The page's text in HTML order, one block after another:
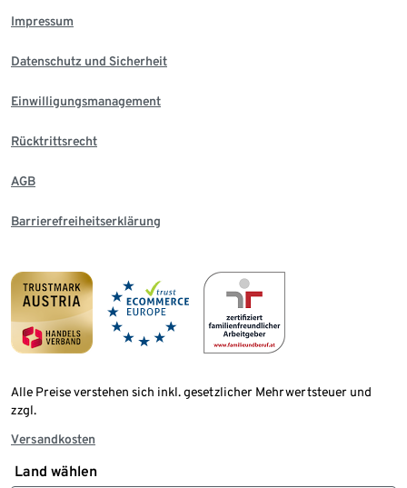
Impressum
Datenschutz und Sicherheit
Einwilligungsmanagement
Rücktrittsrecht
AGB
Barrierefreiheitserklärung
Alle Preise verstehen sich inkl. gesetzlicher Mehrwertsteuer und
zzgl.
Versandkosten
Land wählen